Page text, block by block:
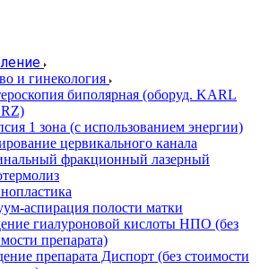
и гинекология
биполярная (оборуд. KARL
1 зона (с использованием энергии)
цервикального канала
фракционный лазерный
аспирация полости матки
гиалуроновой кислоты НПО (без
препарата)
препарата Диспорт (без стоимости